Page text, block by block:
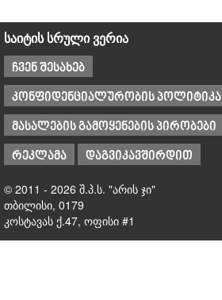
საიტის სრული ვერია
ჩვენ შესახებ
კონფიდენციალურობის პოლიტიკა
მასალების გამოყენების პირობები
რეკლამა დაგვიკავშირდით
© 2011 - 2026 შ.პ.ს. "არის ჯი"
თბილისი, 0179
კოსტავას ქ.47, ოფისი #1